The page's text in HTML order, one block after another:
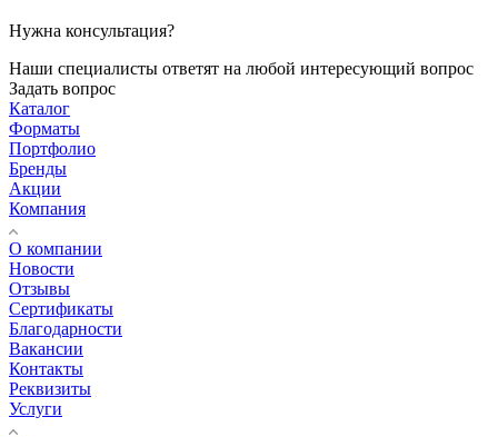
Нужна консультация?
Наши специалисты ответят на любой интересующий вопрос
Задать вопрос
Каталог
Форматы
Портфолио
Бренды
Акции
Компания
О компании
Новости
Отзывы
Сертификаты
Благодарности
Вакансии
Контакты
Реквизиты
Услуги